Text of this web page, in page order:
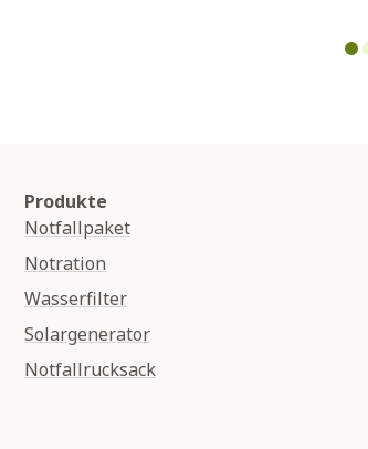
Produkte
Notfallpaket
Notration
Wasserfilter
Solargenerator
Notfallrucksack